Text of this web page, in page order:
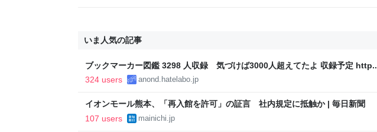
いま人気の記事
ブックマーカー図鑑 3298 人収録 気づけば3000人超えてたよ 収録予定 http..
324 users
anond.hatelabo.jp
イオンモール熊本、「再入館を許可」の証言 社内規定に抵触か | 毎日新聞
107 users
mainichi.jp